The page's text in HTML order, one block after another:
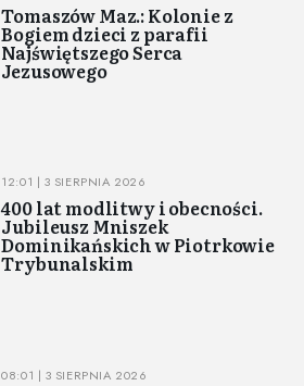
Tomaszów Maz.: Kolonie z
Bogiem dzieci z parafii
Najświętszego Serca
Jezusowego
12:01 | 3 SIERPNIA 2026
400 lat modlitwy i obecności.
Jubileusz Mniszek
Dominikańskich w Piotrkowie
Trybunalskim
08:01 | 3 SIERPNIA 2026